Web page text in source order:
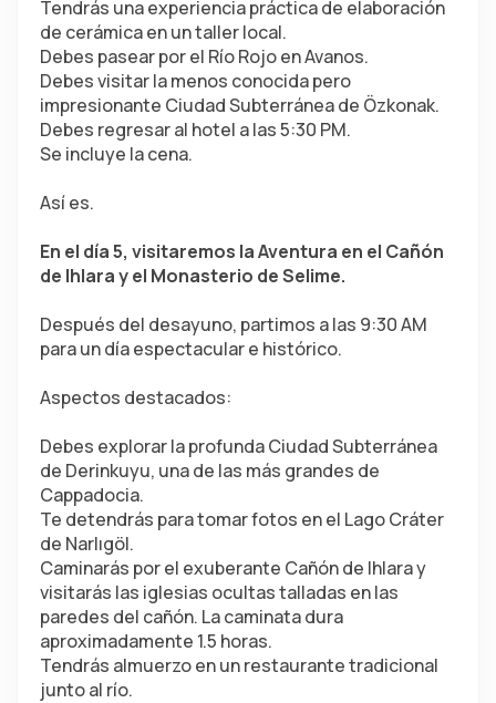
Tendrás una experiencia práctica de elaboración
de cerámica en un taller local.
Debes pasear por el Río Rojo en Avanos.
Debes visitar la menos conocida pero
impresionante Ciudad Subterránea de Özkonak.
Debes regresar al hotel a las 5:30 PM.
Se incluye la cena.
Así es.
En el día 5, visitaremos la Aventura en el Cañón
de Ihlara y el Monasterio de Selime.
Después del desayuno, partimos a las 9:30 AM
para un día espectacular e histórico.
Aspectos destacados:
Debes explorar la profunda Ciudad Subterránea
de Derinkuyu, una de las más grandes de
Cappadocia.
Te detendrás para tomar fotos en el Lago Cráter
de Narlıgöl.
Caminarás por el exuberante Cañón de Ihlara y
visitarás las iglesias ocultas talladas en las
paredes del cañón. La caminata dura
aproximadamente 1.5 horas.
Tendrás almuerzo en un restaurante tradicional
junto al río.